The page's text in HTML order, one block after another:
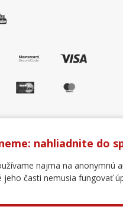
podmienky Správa
- 2026 Business Coaching
nahliadnite do
najmä na anonymnú
jeho časti nemusia fungovať